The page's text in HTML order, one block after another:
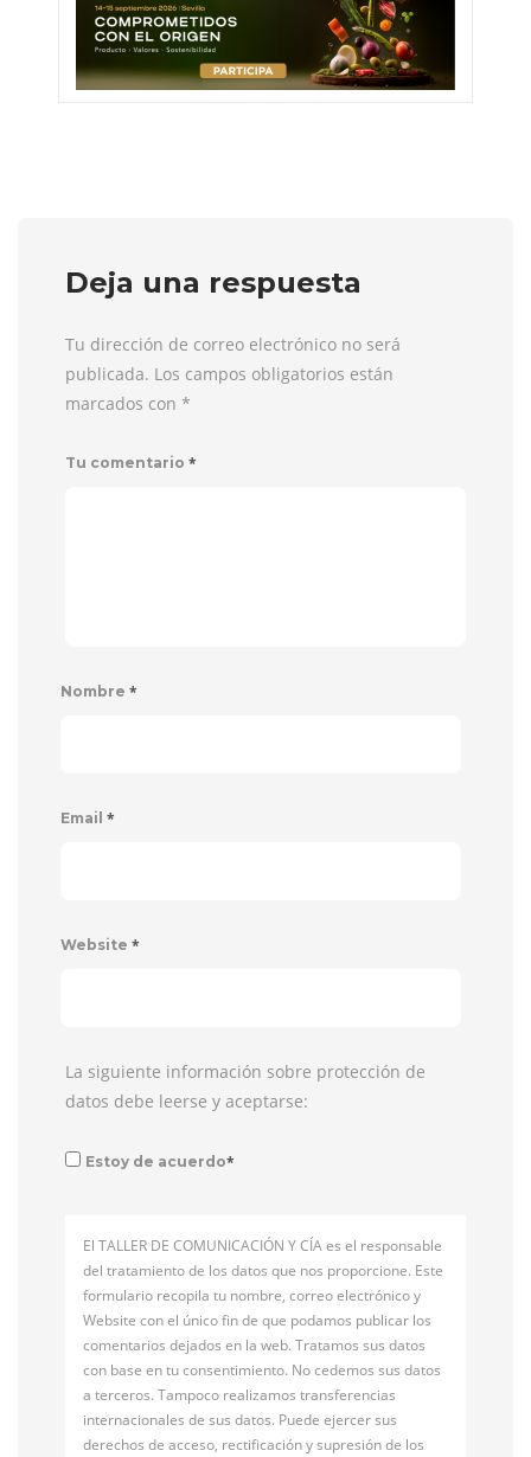
Deja una respuesta
Tu dirección de correo electrónico no será
publicada. Los campos obligatorios están
marcados con *
Tu comentario *
Nombre *
Email *
Website *
La siguiente información sobre protección de
datos debe leerse y aceptarse:
Estoy de acuerdo*
El TALLER DE COMUNICACIÓN Y CÍA es el responsable
del tratamiento de los datos que nos proporcione. Este
formulario recopila tu nombre, correo electrónico y
Website con el único fin de que podamos publicar los
comentarios dejados en la web. Tratamos sus datos
con base en tu consentimiento. No cedemos sus datos
a terceros. Tampoco realizamos transferencias
internacionales de sus datos. Puede ejercer sus
derechos de acceso, rectificación y supresión de los